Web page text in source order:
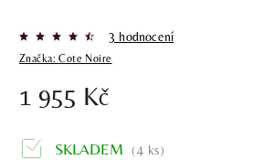
Značka:Cote Noire
3 hodnocení
1 955 Kč
SKLADEM (4 ks)